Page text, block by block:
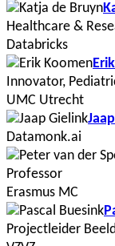
Healthcare &
Databricks
Innovator,
UMC Utrecht
Datamonk.ai
Professor
Erasmus MC
Projectleider